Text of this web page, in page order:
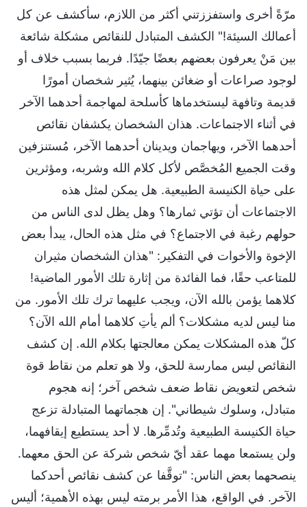
مرّةً أخرى واستفززتني أكثر من اللازم، سأكشف عن كل
أعمالك السيئة!" الكشف المتبادل للنقائص مشكلة شائعة
بين مَنْ يعرفون بعضهم بعضًا جيّدًا. فربما بسبب خلاف أو
لوجود صراعات أو ضغائن بينهما، يُثير شخصان أمورًا
قديمة وتافهة ليستخدماها كأسلحة لمهاجمة أحدهما الآخر
في أثناء الاجتماعات. هذان الشخصان يكشفان نقائص
أحدهما الآخر، ويهاجمان ويدينان أحدهما الآخر، مُستنزفين
وقت الجميع المُخصَّص لأكل كلام الله وشربه، ومؤثرين
على حياة الكنيسة الطبيعية. هل يمكن لمثل هذه
الاجتماعات أن تؤتي ثمارها؟ وهل يظل لدى الناس من
حولهم رغبة في الاجتماع؟ في مثل هذه الحال، يبدأ بعض
الإخوة والأخوات في التفكير: "هذان الشخصان مثيران
للمتاعب حقًا، فما الفائدة من إثارة تلك الأمور الماضية!
كلاهما يؤمن بالله الآن، ويجب عليهما ترك تلك الأمور. من
منا ليس لديه مشكلات؟ ألم يأتِ كلاهما أمام الله الآن؟
كلّ هذه المشكلات يمكن معالجتها بكلام الله. إن كشف
النقائص ليس ممارسة للحق، ولا هو تعلم من نقاط قوة
شخص لتعويض نقاط ضعف شخص آخر؛ إنه هجوم
متبادل، وسلوك شيطاني". إن هجماتهما المتبادلة تزعج
حياة الكنيسة الطبيعية وتُدمِّرها. لا أحد يستطيع إيقافهما،
ولن يستمعا مهما عقد أيّ شخص شركة عن الحق معهما.
ينصحهما بعض الناس: "توقَّفا عن كشف نقائص أحدكما
الآخر. في الواقع، هذا الأمر برمته ليس بهذه الأهمية؛ أليس